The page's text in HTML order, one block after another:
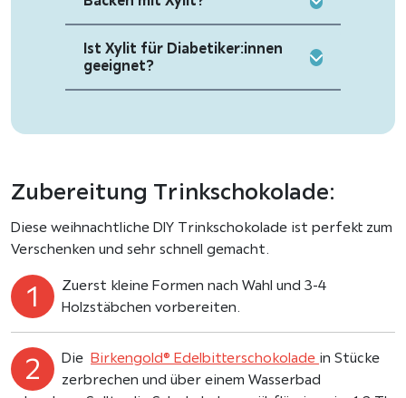
Ist Xylit für Diabetiker:innen
geeignet?
Zubereitung Trinkschokolade:
Diese weihnachtliche DIY Trinkschokolade ist perfekt zum
Verschenken und sehr schnell gemacht.
Zuerst kleine Formen nach Wahl und 3-4
Holzstäbchen vorbereiten.
Die Birkengold® Edelbitterschokolade in Stücke
zerbrechen und über einem Wasserbad